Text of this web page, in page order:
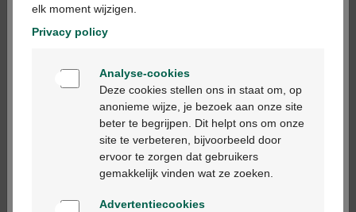
Vitamine C Will Boost
95st + 25st Promo
Revitalose C 1000
ampules orale
oplossing 14st (I+II)
Bienvenue
Ga verder in het nederlands
Continuez en français
elk moment wijzigen.
Privacy policy
Analyse-cookies
Deze cookies stellen ons in staat om, op
anonieme wijze, je bezoek aan onze site
beter te begrijpen. Dit helpt ons om onze
site te verbeteren, bijvoorbeeld door
ervoor te zorgen dat gebruikers
gemakkelijk vinden wat ze zoeken.
Advertentiecookies